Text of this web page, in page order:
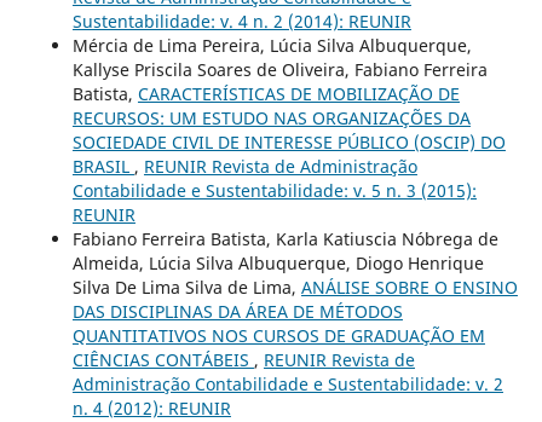
Sustentabilidade: v. 4 n. 2 (2014): REUNIR
Mércia de Lima Pereira, Lúcia Silva Albuquerque,
Kallyse Priscila Soares de Oliveira, Fabiano Ferreira
Batista, CARACTERÍSTICAS DE MOBILIZAÇÃO DE
RECURSOS: UM ESTUDO NAS ORGANIZAÇÕES DA
SOCIEDADE CIVIL DE INTERESSE PÚBLICO (OSCIP) DO
BRASIL , REUNIR Revista de Administração
Contabilidade e Sustentabilidade: v. 5 n. 3 (2015):
REUNIR
Fabiano Ferreira Batista, Karla Katiuscia Nóbrega de
Almeida, Lúcia Silva Albuquerque, Diogo Henrique
Silva De Lima Silva de Lima, ANÁLISE SOBRE O ENSINO
DAS DISCIPLINAS DA ÁREA DE MÉTODOS
QUANTITATIVOS NOS CURSOS DE GRADUAÇÃO EM
CIÊNCIAS CONTÁBEIS , REUNIR Revista de
Administração Contabilidade e Sustentabilidade: v. 2
n. 4 (2012): REUNIR